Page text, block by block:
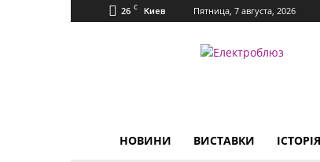
26 C Киев Пятница, 7 августа, 2026
Електроблюз
НОВИНИ ВИСТАВКИ